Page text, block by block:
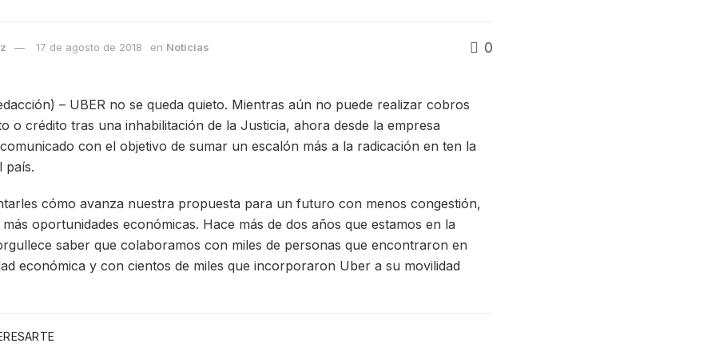
17 de agosto de 2018 en Noticias 0
– UBER no se queda quieto. Mientras aún no puede realizar cobros
o crédito tras una inhabilitación de la Justicia, ahora desde la empresa
con el objetivo de sumar un escalón más a la radicación en ten la
país.
cómo avanza nuestra propuesta para un futuro con menos congestión,
oportunidades económicas. Hace más de dos años que estamos en la
saber que colaboramos con miles de personas que encontraron en
económica y con cientos de miles que incorporaron Uber a su movilidad